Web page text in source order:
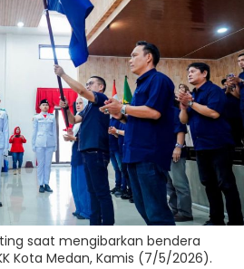
saat mengibarkan bendera
Kota Medan, Kamis (7/5/2026).